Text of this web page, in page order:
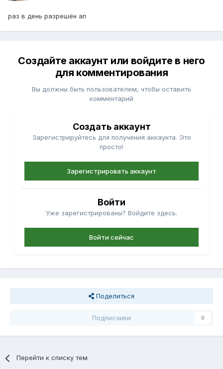
раз в день разрешён ап
Создайте аккаунт или войдите в него
для комментирования
Вы должны быть пользователем, чтобы оставить
комментарий
Создать аккаунт
Зарегистрируйтесь для получения аккаунта. Это
просто!
Зарегистрировать аккаунт
Войти
Уже зарегистрированы? Войдите здесь.
Войти сейчас
Поделиться
Подписчики 0
Перейти к списку тем